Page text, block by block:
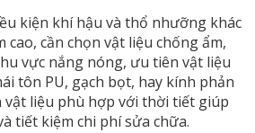
kiện khí hậu và thổ nhưỡng khác
cao, cần chọn vật liệu chống ẩm,
vực nắng nóng, ưu tiên vật liệu
tôn PU, gạch bọt, hay kính phản
vật liệu phù hợp với thời tiết giúp
tiết kiệm chi phí sửa chữa.